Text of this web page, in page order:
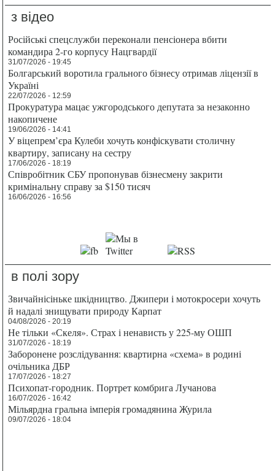
з відео
Російські спецслужби переконали пенсіонера вбити
командира 2-го корпусу Нацгвардії
31/07/2026 - 19:45
Болгарський воротила грального бізнесу отримав ліцензії в
Україні
22/07/2026 - 12:59
Прокуратура мацає ужгородського депутата за незаконно
накопичене
19/06/2026 - 14:41
У віцепрем’єра Кулеби хочуть конфіскувати столичну
квартиру, записану на сестру
17/06/2026 - 18:19
Співробітник СБУ пропонував бізнесмену закрити
кримінальну справу за $150 тисяч
16/06/2026 - 16:56
в полі зору
Звичайнісіньке шкідництво. Джипери і мотокросери хочуть
й надалі знищувати природу Карпат
04/08/2026 - 20:19
Не тільки «Скеля». Страх і ненависть у 225-му ОШП
31/07/2026 - 18:19
Заборонене розслідування: квартирна «схема» в родині
очільника ДБР
17/07/2026 - 18:27
Психопат-городник. Портрет комбрига Лучанова
16/07/2026 - 16:42
Мільярдна гральна імперія громадянина Журила
09/07/2026 - 18:04